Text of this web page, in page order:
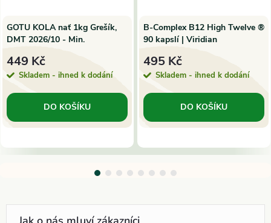
GOTU KOLA nať 1kg Grešík,
DMT 2026/10 - Min.
449 Kč
Skladem - ihned k dodání
DO KOŠÍKU
B-Complex B12 High Twelve ®
90 kapslí | Viridian
495 Kč
Skladem - ihned k dodání
DO KOŠÍKU